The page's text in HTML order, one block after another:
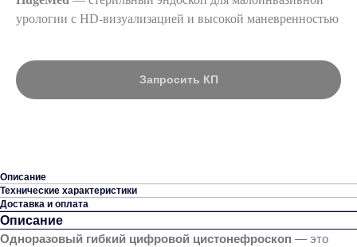
Запросить КП
урологии с HD-визуализацией и высокой маневренностью
Описание
Технические характеристики
Доставка и оплата
Описание
Одноразовый гибкий цифровой цистонефроскоп — это